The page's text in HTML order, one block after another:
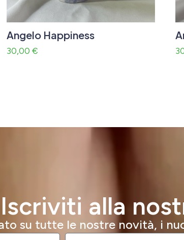
Angelo Happiness
30,00 €
Iscriviti alla
su tutte le nostre novità, i